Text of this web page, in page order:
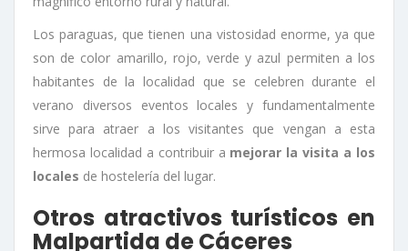
Los paraguas, que tienen una vistosidad enorme, ya que
son de color amarillo, rojo, verde y azul permiten a los
habitantes de la localidad que se celebren durante el
verano diversos eventos locales y fundamentalmente
sirve para atraer a los visitantes que vengan a esta
hermosa localidad a contribuir a mejorar la visita a los
locales de hostelería del lugar.
Otros atractivos turísticos en
Malpartida de Cáceres